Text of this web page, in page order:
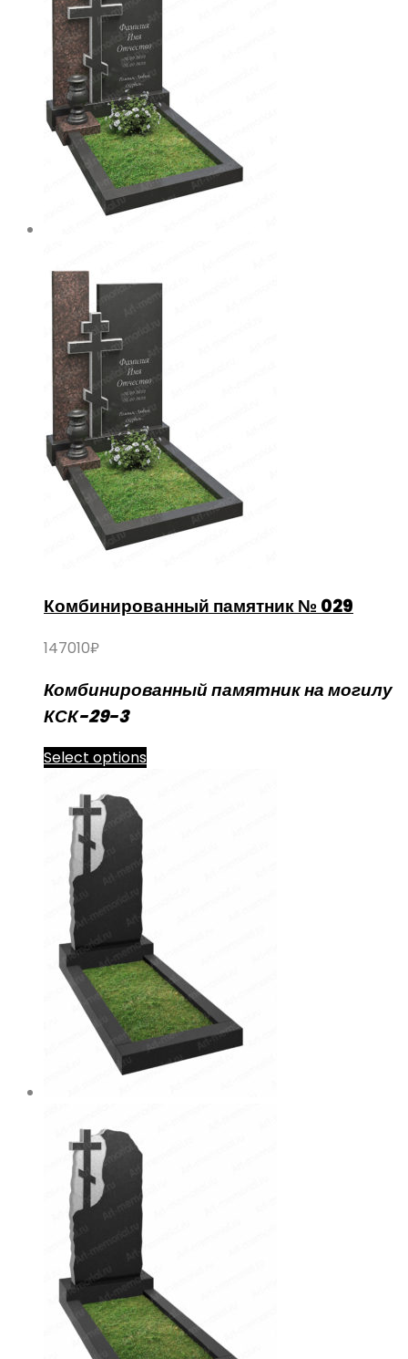
Комбинированный памятник № 029
147010₽
Комбинированный памятник на могилу
КСК-29-3
Select options